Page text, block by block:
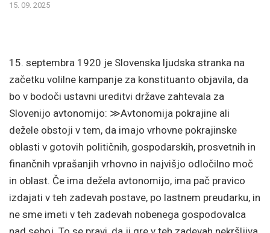
15. 09. 2025
15. septembra 1920 je Slovenska ljudska stranka na
začetku volilne kampanje za konstituanto objavila, da
bo v bodoči ustavni ureditvi države zahtevala za
Slovenijo avtonomijo: ≫Avtonomija pokrajine ali
dežele obstoji v tem, da imajo vrhovne pokrajinske
oblasti v gotovih političnih, gospodarskih, prosvetnih in
finančnih vprašanjih vrhovno in najvišjo odločilno moč
in oblast. Če ima dežela avtonomijo, ima pač pravico
izdajati v teh zadevah postave, po lastnem preudarku, in
ne sme imeti v teh zadevah nobenega gospodovalca